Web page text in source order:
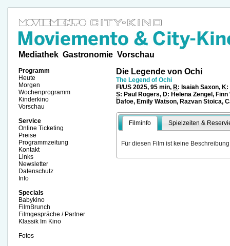
Mediathek Gastronomie Vorschau
Programm
Heute
Morgen
Wochenprogramm
Kinderkino
Vorschau
Service
Online Ticketing
Preise
Programmzeitung
Kontakt
Links
Newsletter
Datenschutz
Info
Specials
Babykino
FilmBrunch
Filmgespräche / Partner
Klassik Im Kino
Fotos
Die Legende von Ochi
The Legend of Ochi
FI/US 2025, 95 min, R: Isaiah Saxon, K:
S: Paul Rogers, D: Helena Zengel,
Dafoe, Emily Watson, Razvan Stoica,
Filminfo Spielzeiten &
Für diesen Film ist keine